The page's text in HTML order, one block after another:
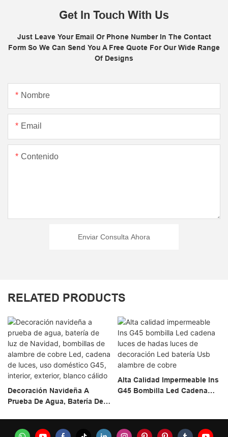
Get In Touch With Us
Just Leave Your Email Or Phone Number In The Contact
Form So We Can Send You A Free Quote For Our Wide Range
Of Designs
Nombre
Email
Contenido
Enviar Consulta Ahora
RELATED PRODUCTS
Decoración Navideña A
Prueba De Agua, Batería De
Cadena De Luces, Uso
Alta Calidad Impermeable Ins
G45 Bombilla Led Cadena